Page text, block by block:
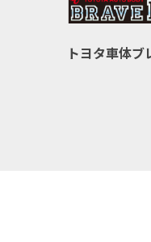
トヨタ車体ブ